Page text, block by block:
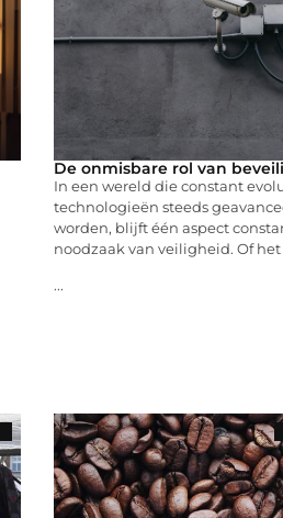
De onmisbare rol van
In een wereld die constant
technologieën steeds
worden, blijft één aspect
noodzaak van veiligheid. Of
...